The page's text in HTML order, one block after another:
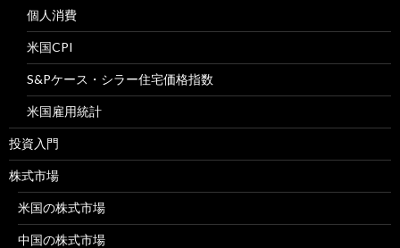
個人消費
米国CPI
S&Pケース・シラー住宅価格指数
米国雇用統計
投資入門
株式市場
米国の株式市場
中国の株式市場